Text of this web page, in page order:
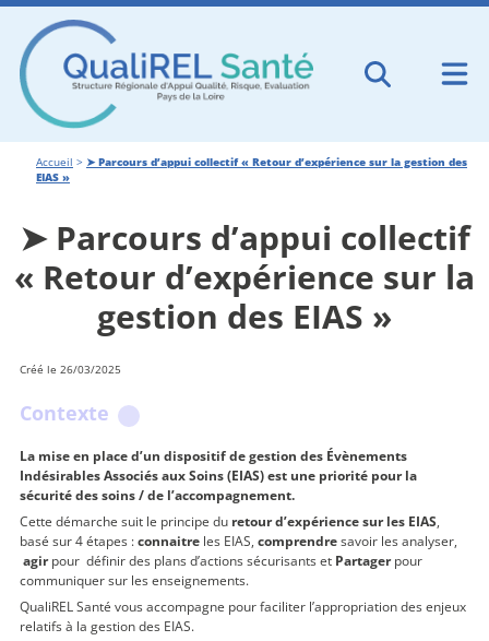
Accueil > ➤ Parcours d’appui collectif « Retour d’expérience sur la gestion des
EIAS »
➤ Parcours d’appui collectif
« Retour d’expérience sur la
gestion des EIAS »
Créé le 26/03/2025
Contexte
La mise en place d’un dispositif de gestion des Évènements
Indésirables Associés aux Soins (EIAS) est une priorité pour la
sécurité des soins / de l’accompagnement.
Cette démarche suit le principe du retour d’expérience sur les EIAS,
basé sur 4 étapes :connaitre les EIAS, comprendresavoir les analyser,
agirpour définir des plans d’actions sécurisants et Partagerpour
communiquer sur les enseignements.
QualiREL Santé vous accompagne pour faciliter l’appropriation des enjeux
relatifs à la gestion des EIAS.